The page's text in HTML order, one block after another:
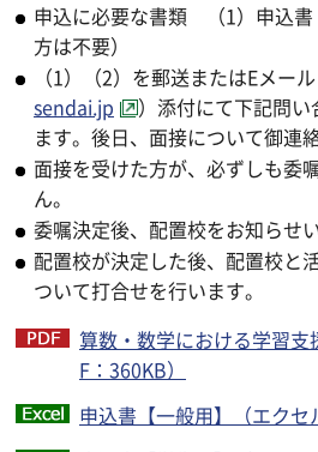
申込に必要な書類 （1）申込
方は不要）
（1）（2）を郵送またはEメー
sendai.jp
）添付にて下記問
ます。後日、面接について御連
面接を受けた方が、必ずしも委
ん。
委嘱決定後、配置校をお知らせ
配置校が決定した後、配置校と
ついて打合せを行います。
算数・数学における学習支
F：360KB）
申込書【一般用】（エクセ